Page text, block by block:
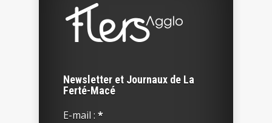
Newsletter et Journaux de La
Ferté-Macé
E-mail : *